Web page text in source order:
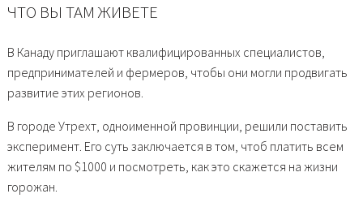
ЧТО ВЫ ТАМ ЖИВЕТЕ
В Канаду приглашают квалифицированных специалистов,
предпринимателей и фермеров, чтобы они могли продвигать
развитие этих регионов.
В городе Утрехт, одноименной провинции, решили поставить
эксперимент. Его суть заключается в том, чтоб платить всем
жителям по $1000 и посмотреть, как это скажется на жизни
горожан.